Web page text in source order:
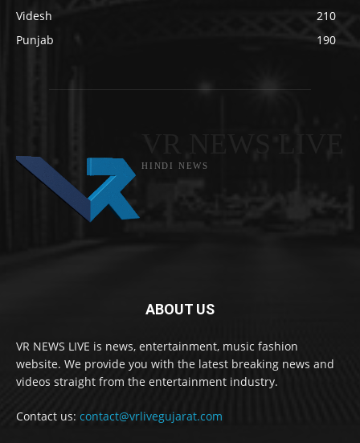
Videsh
210
Punjab
190
HINDI NEWS
ABOUT US
VR NEWS LIVE is news, entertainment, music fashion
website. We provide you with the latest breaking news and
videos straight from the entertainment industry.
Contact us: contact@vrlivegujarat.com